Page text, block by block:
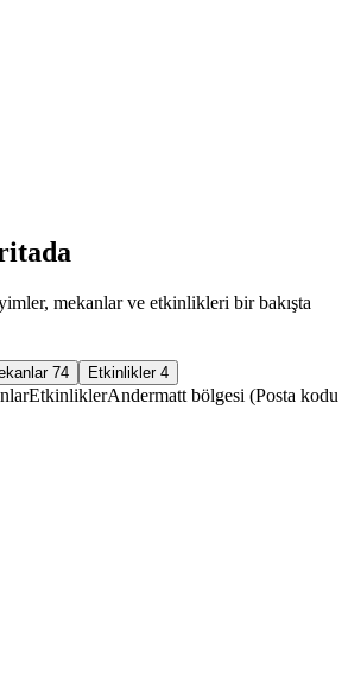
mekanlar ve etkinlikleri bir bakışta
74 Etkinlikler 4
EtkinliklerAndermatt bölgesi (Posta kodu